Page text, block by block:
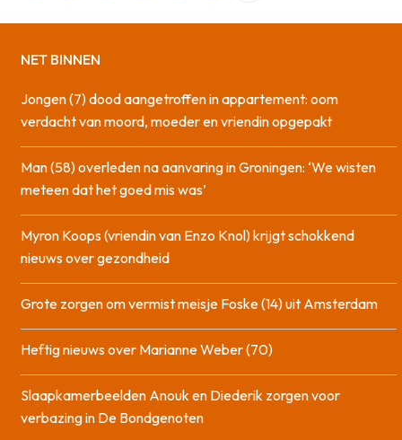
NET BINNEN
Jongen (7) dood aangetroffen in appartement: oom
verdacht van moord, moeder en vriendin opgepakt
Man (58) overleden na aanvaring in Groningen: ‘We wisten
meteen dat het goed mis was’
Myron Koops (vriendin van Enzo Knol) krijgt schokkend
nieuws over gezondheid
Grote zorgen om vermist meisje Foske (14) uit Amsterdam
Heftig nieuws over Marianne Weber (70)
Slaapkamerbeelden Anouk en Diederik zorgen voor
verbazing in De Bondgenoten